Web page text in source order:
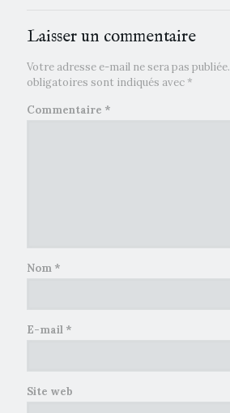
Laisser un commentaire
Votre adresse e-mail ne sera pas publiée.
obligatoires sont indiqués avec *
Commentaire *
Nom *
E-mail *
Site web